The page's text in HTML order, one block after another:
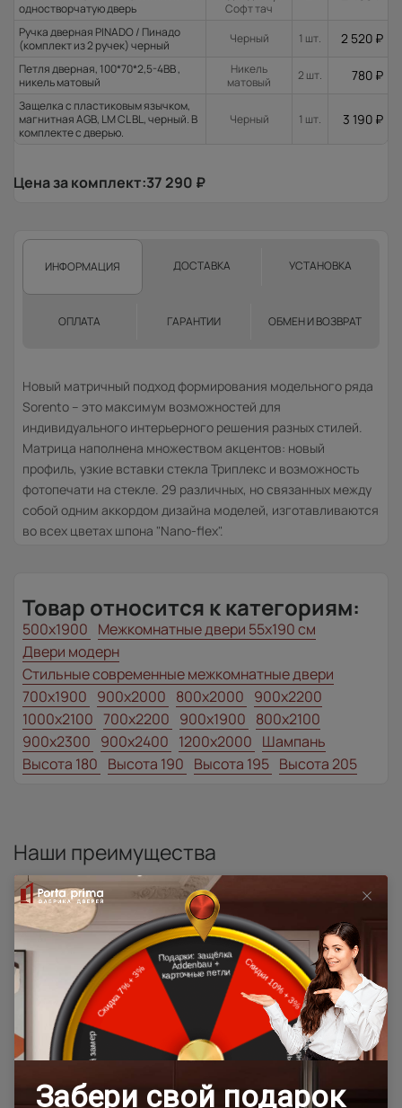
одностворчатую дверь
Софт тач
Ручка дверная PINADO / Пинадо
(комплект из 2 ручек) черный
Черный 1 шт. 2 520 ₽
Петля дверная, 100*70*2,5-4ВВ ,
никель матовый
Никель
матовый
2 шт. 780 ₽
Защелка с пластиковым язычком,
магнитная AGB, LM CL BL, черный. В
комплекте с дверью.
Черный 1 шт. 3 190 ₽
Цена за комплект:37 290 ₽
ИНФОРМАЦИЯ ДОСТАВКА УСТАНОВКА
ОПЛАТА ГАРАНТИИ ОБМЕН И ВОЗВРАТ
Новый матричный подход формирования модельного ряда
Sorento – это максимум возможностей для
индивидуального интерьерного решения разных стилей.
Матрица наполнена множеством акцентов: новый
профиль, узкие вставки стекла Триплекс и возможность
фотопечати на стекле. 29 различных, но связанных между
собой одним аккордом дизайна моделей, изготавливаются
во всех цветах шпона "Nano-flex".
Товар относится к категориям:
500x1900 Межкомнатные двери 55х190 см
Двери модерн
Стильные современные межкомнатные двери
700x1900 900x2000 800x2000 900x2200
1000x2100 700x2200 900x1900 800x2100
900x2300 900x2400 1200x2000 Шампань
Высота 180 Высота 190 Высота 195 Высота 205
Наши преимущества
Программы
лояльности